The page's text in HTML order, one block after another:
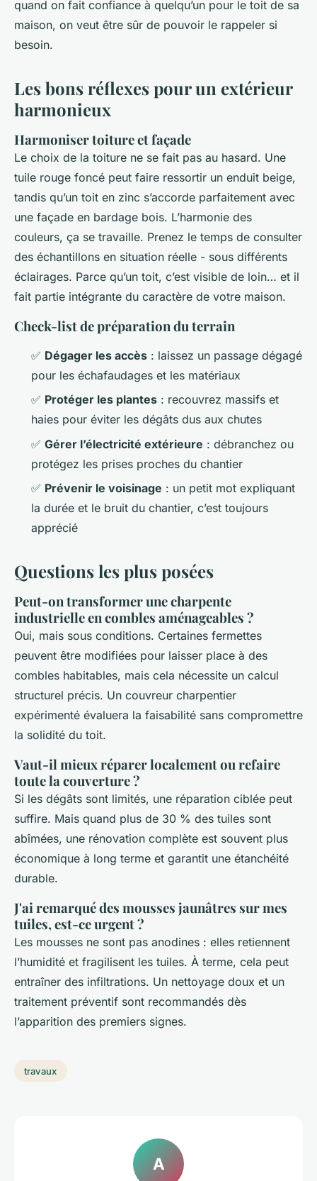
quand on fait confiance à quelqu’un pour le toit de sa
maison, on veut être sûr de pouvoir le rappeler si
besoin.
Les bons réflexes pour un extérieur
harmonieux
Harmoniser toiture et façade
Le choix de la toiture ne se fait pas au hasard. Une
tuile rouge foncé peut faire ressortir un enduit beige,
tandis qu’un toit en zinc s’accorde parfaitement avec
une façade en bardage bois. L’harmonie des
couleurs, ça se travaille. Prenez le temps de consulter
des échantillons en situation réelle - sous différents
éclairages. Parce qu’un toit, c’est visible de loin… et il
fait partie intégrante du caractère de votre maison.
Check-list de préparation du terrain
✅ Dégager les accès : laissez un passage dégagé
pour les échafaudages et les matériaux
✅ Protéger les plantes : recouvrez massifs et
haies pour éviter les dégâts dus aux chutes
✅ Gérer l’électricité extérieure : débranchez ou
protégez les prises proches du chantier
✅ Prévenir le voisinage : un petit mot expliquant
la durée et le bruit du chantier, c’est toujours
apprécié
Questions les plus posées
Peut-on transformer une charpente
industrielle en combles aménageables ?
Oui, mais sous conditions. Certaines fermettes
peuvent être modifiées pour laisser place à des
combles habitables, mais cela nécessite un calcul
structurel précis. Un couvreur charpentier
expérimenté évaluera la faisabilité sans compromettre
la solidité du toit.
Vaut-il mieux réparer localement ou refaire
toute la couverture ?
Si les dégâts sont limités, une réparation ciblée peut
suffire. Mais quand plus de 30 % des tuiles sont
abîmées, une rénovation complète est souvent plus
économique à long terme et garantit une étanchéité
durable.
J'ai remarqué des mousses jaunâtres sur mes
tuiles, est-ce urgent ?
Les mousses ne sont pas anodines : elles retiennent
l’humidité et fragilisent les tuiles. À terme, cela peut
entraîner des infiltrations. Un nettoyage doux et un
traitement préventif sont recommandés dès
l’apparition des premiers signes.
travaux
A